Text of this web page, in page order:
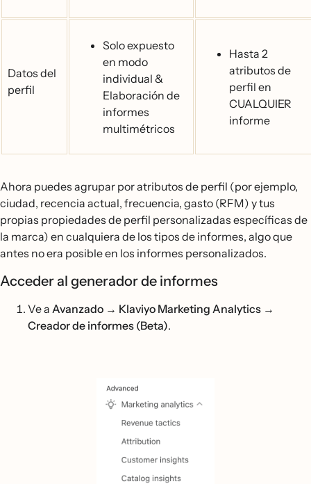
Datos del
perfil
Solo expuesto
en modo
individual &
Elaboración de
informes
multimétricos
Hasta 2
atributos de
perfil en
CUALQUIER
informe
Ahora puedes agrupar por atributos de perfil (por ejemplo,
ciudad, recencia actual, frecuencia, gasto (RFM) y tus
propias propiedades de perfil personalizadas específicas de
la marca) en cualquiera de los tipos de informes, algo que
antes no era posible en los informes personalizados.
Acceder al generador de informes
Ve a Avanzado → Klaviyo Marketing Analytics →
Creador de informes (Beta).